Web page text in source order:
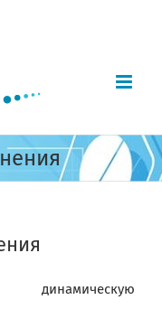
динамическую